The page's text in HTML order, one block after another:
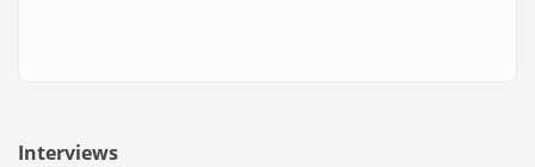
Interviews